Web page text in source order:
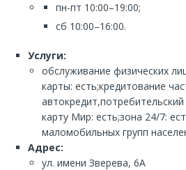
пн-пт 10:00–19:00;
сб 10:00–16:00.
Услуги:
обслуживание физических
карты: есть;кредитование
карту Мир: есть;зона 24/7:
маломобильных групп
Адрес:
ул. имени Зверева, 6А